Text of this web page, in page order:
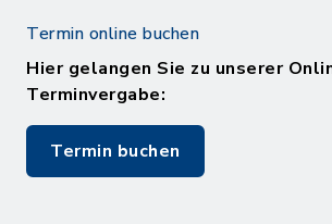
Termin online buchen
Hier gelangen Sie zu unserer
Terminvergabe:
Termin buchen